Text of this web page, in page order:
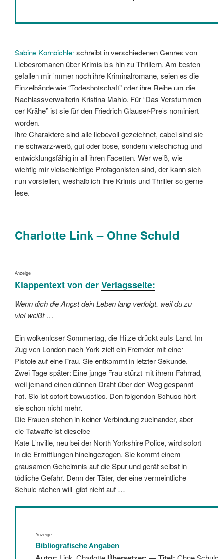
Sabine Kornbichlerschreibt in verschiedenen Genres von
Liebesromanen über Krimis bis hin zu Thrillern. Am besten
gefallen mir immer noch ihre Kriminalromane, seien es die
Einzelbände wie “Todesbotschaft” oder ihre Reihe um die
Nachlassverwalterin Kristina Mahlo. Für “Das Verstummen
der Krähe” ist sie für den Friedrich Glauser-Preis nominiert
worden.
Ihre Charaktere sind alle liebevoll gezeichnet, dabei sind sie
nie schwarz-weiß, gut oder böse, sondern vielschichtig und
entwicklungsfähig in all ihren Facetten. Wer weiß, wie
wichtig mir vielschichtige Protagonisten sind, der kann sich
nun vorstellen, weshalb ich ihre Krimis und Thriller so gerne
lese.
Charlotte Link – Ohne Schuld
Anzeige
Klappentext von derVerlagsseite:
Wenn dich die Angst dein Leben lang verfolgt, weil du zu
viel weißt …
Ein wolkenloser Sommertag, die Hitze drückt aufs Land. Im
Zug von London nach York zielt ein Fremder mit einer
Pistole auf eine Frau. Sie entkommt in letzter Sekunde.
Zwei Tage später: Eine junge Frau stürzt mit ihrem Fahrrad,
weil jemand einen dünnen Draht über den Weg gespannt
hat. Sie ist sofort bewusstlos. Den folgenden Schuss hört
sie schon nicht mehr.
Die Frauen stehen in keiner Verbindung zueinander, aber
die Tatwaffe ist dieselbe.
Kate Linville, neu bei der North Yorkshire Police, wird sofort
in die Ermittlungen hineingezogen. Sie kommt einem
grausamen Geheimnis auf die Spur und gerät selbst in
tödliche Gefahr. Denn der Täter, der eine vermeintliche
Schuld rächen will, gibt nicht auf …
Anzeige
Bibliografische Angaben